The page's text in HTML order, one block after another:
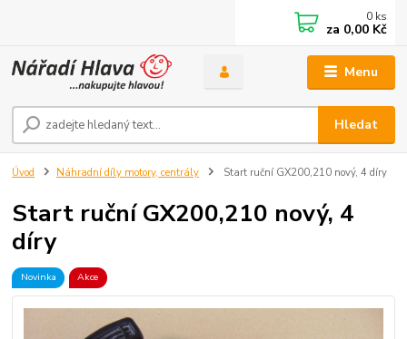
Menu
Hledat
0 ks
za 0,00 Kč
Úvod Náhradní díly motory, centrály Start ruční GX200,210 nový, 4 díry
Start ruční GX200,210 nový, 4
díry
Novinka Akce